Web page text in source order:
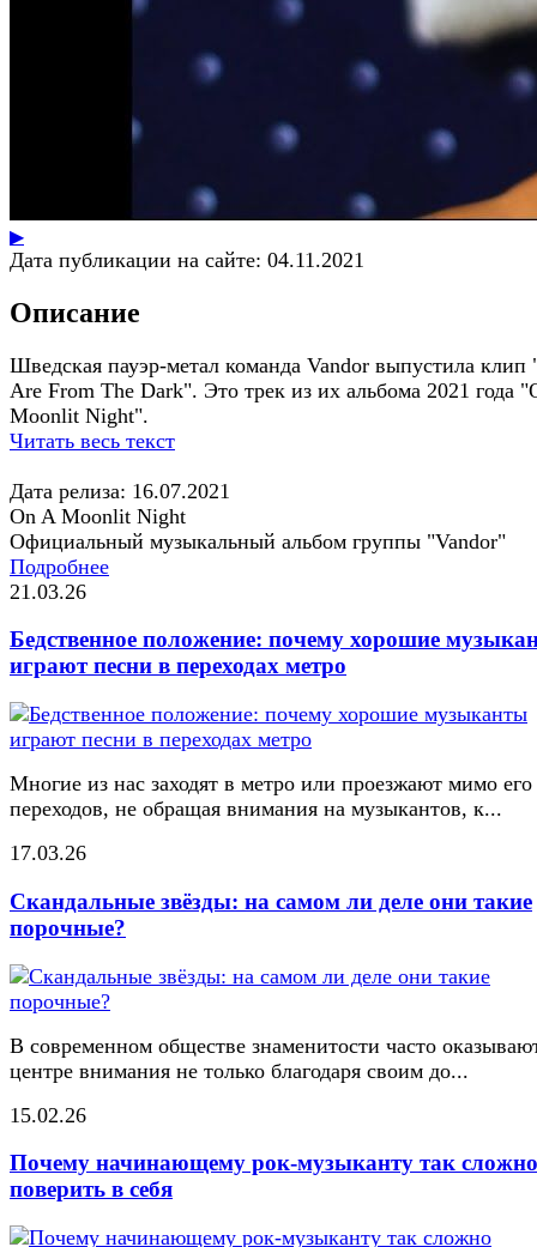
▶
Дата публикации на сайте: 04.11.2021
Описание
Шведская пауэр-метал команда Vandor выпустила клип
Are From The Dark". Это трек из их альбома 2021 года
Moonlit Night".
Читать весь текст
Дата релиза: 16.07.2021
On A Moonlit Night
Официальный музыкальный альбом группы "Vandor"
Подробнее
21.03.26
Бедственное положение: почему хорошие
играют песни в переходах метро
Многие из нас заходят в метро или проезжают мимо его
переходов, не обращая внимания на музыкантов, к...
17.03.26
Скандальные звёзды: на самом ли деле они такие
порочные?
В современном обществе знаменитости часто
центре внимания не только благодаря своим до...
15.02.26
Почему начинающему рок-музыканту так сложно
поверить в себя